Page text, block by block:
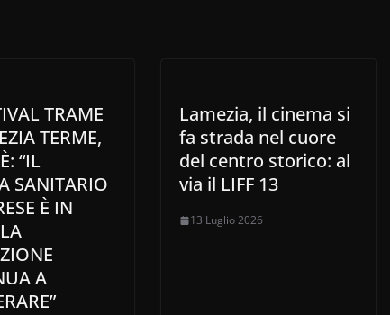
TRAME
TERME,
“IL
SANITARIO
È IN
A
Lamezia, il cinema si
fa strada nel cuore
del centro storico: al
via il LIFF 13
13 Luglio 2026